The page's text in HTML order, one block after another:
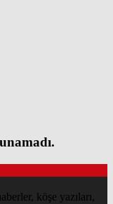
köşe yazıları,